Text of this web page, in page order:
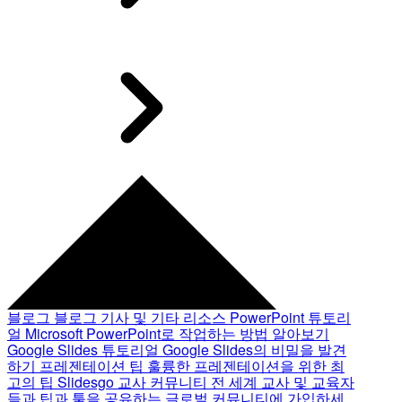
블로그 블로그 기사 및 기타 리소스 PowerPoint 튜토리
얼 Microsoft PowerPoint로 작업하는 방법 알아보기
Google Slides 튜토리얼 Google Slides의 비밀을 발견
하기 프레젠테이션 팁 훌륭한 프레젠테이션을 위한 최
고의 팁 Slidesgo 교사 커뮤니티 전 세계 교사 및 교육자